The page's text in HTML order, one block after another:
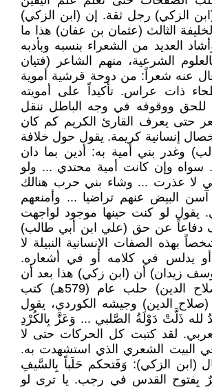
الزكي) رجل ثقة. إن (ابن الزكي)
الثالث (عثمان بن عفان) هذا ما
العديد من الشعراء بنسبه وبأدبه
الشرعية، منهم الشاعر (فتيان
عنه شعراً: من دوحة قرشية أموية
ذات عراس. تأكيداً على أمويته
للحق ووقوفه في وجه الباطل ننقل
حتى يعرف القارئ الكريم كم كان
إنسانية كريمة. يقول حول خلافة
وغدر بني أمية به: أدين بما دان
سواه وإن كانت أمية محتدي ... ولو
لا عذرت ... وشاء بني حرب هنالك
البيض عنهم تراضيا ... وأمنعهم
يقول لو كنت حينها موجود لواجهت
دفاعاً عن حق (علي ابن أبي طالب)
بهذه الصفات الإنسانية النبيلة لا
أو يدلس في كلامه أو في أشعاره.
زيدان) أن (ابن زكي) هذا بعد أن
فتح السلطان (صلاح الدين) حلب عام (579هـ) كتب
الدين) وجيشه الكوردي، يقول
لله ذَلَّتْ دَوْلَةُ الصَّلبي ... وَعَزَّ بِالكُرْدِ
لقد كتبت كل الحركات حتى لا
البيت الشعري الذي استشهدت به.
(ابن الزكي): وَفَتحكم حَلَباً بِالسَّيفِ
القدسِ في رجب. يا ترى لو